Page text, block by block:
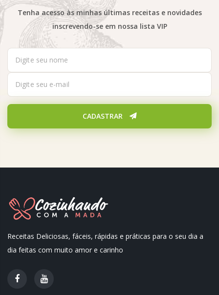
Tenha acesso às minhas últimas receitas e novidades
inscrevendo-se em nossa lista VIP
CADASTRAR
Receitas Deliciosas, fáceis, rápidas e práticas para o seu dia a
dia feitas com muito amor e carinho